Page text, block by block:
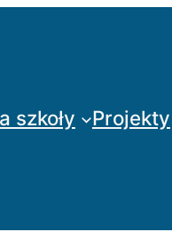
szkoły Projekty